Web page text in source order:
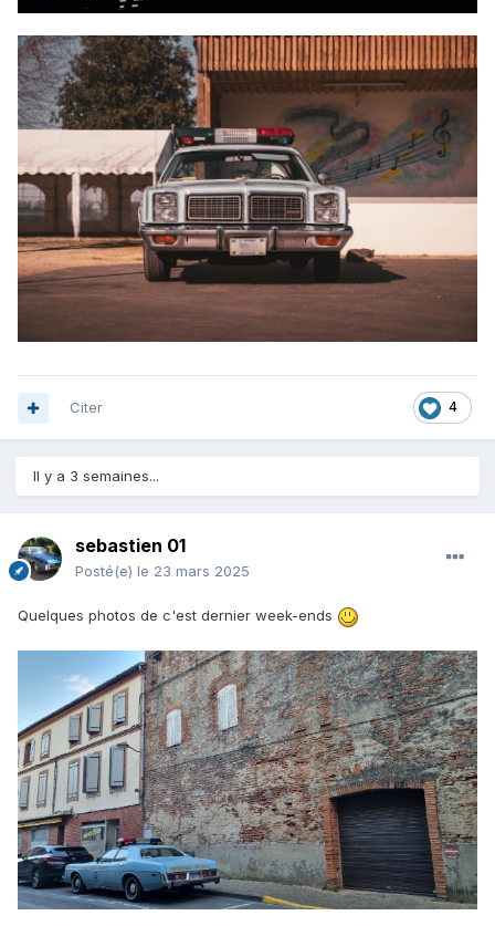
4
Citer
Il y a 3 semaines...
sebastien 01
Posté(e) le 23 mars 2025
Quelques photos de c'est dernier week-ends